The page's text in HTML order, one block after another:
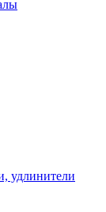
удлинители